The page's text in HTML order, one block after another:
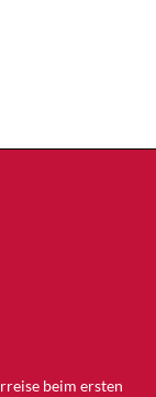
beim ersten